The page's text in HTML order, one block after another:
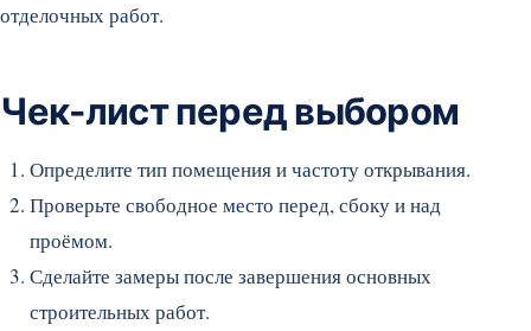
отделочных работ.
Чек-лист перед выбором
Определите тип помещения и частоту открывания.
Проверьте свободное место перед, сбоку и над
проёмом.
Сделайте замеры после завершения основных
строительных работ.